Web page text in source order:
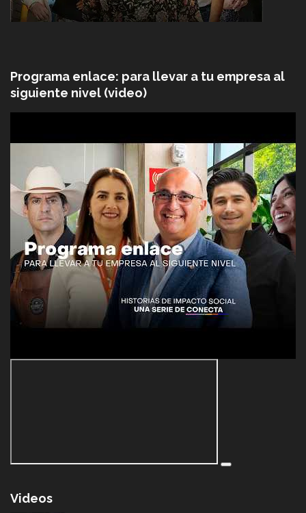
Programa enlace: para llevar a tu empresa al
siguiente nivel (video)
Videos